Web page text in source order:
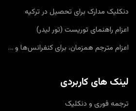
دنکلیک مدارک برای تحصیل در ترکیه
اعزام راهنمای توریست (تور لیدر)
اعزام مترجم همزمان، برای کنفرانس‌ها و …
لینک های کاربردی
ترجمه فوری و دنکلیک